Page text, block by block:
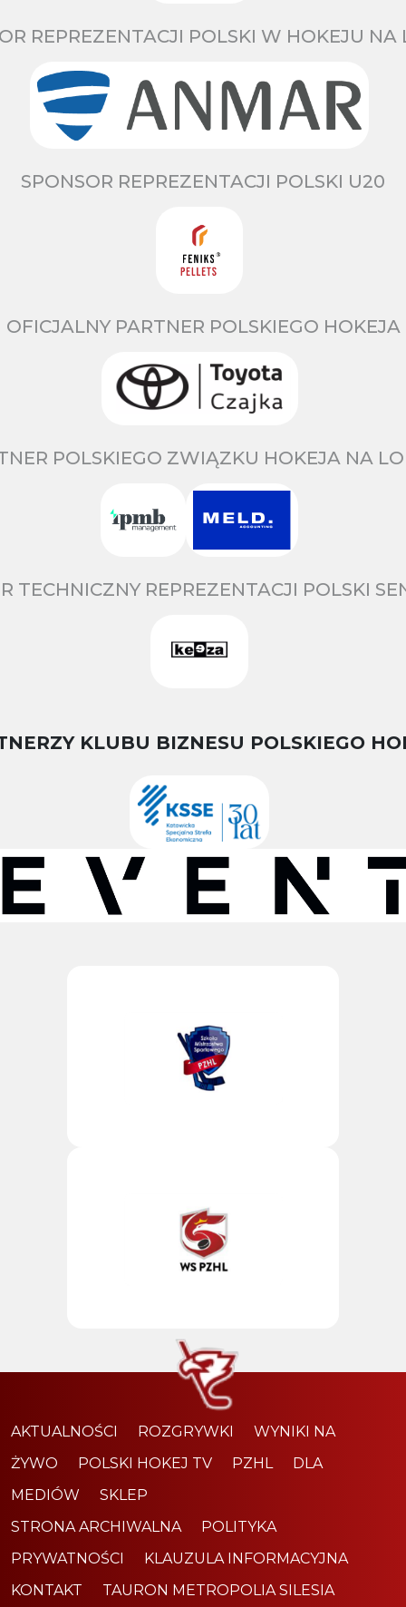
REPREZENTACJI POLSKI W HOKEJU NA
SPONSOR REPREZENTACJI POLSKI U20
OFICJALNY PARTNER POLSKIEGO HOKEJA
POLSKIEGO ZWIĄZKU HOKEJA NA
TECHNICZNY REPREZENTACJI POLSKI
KLUBU BIZNESU POLSKIEGO
AKTUALNOŚCI ROZGRYWKI
WYNIKI NA
ŻYWO
POLSKI HOKEJ TV PZHL
DLA
MEDIÓW
SKLEP
STRONA ARCHIWALNA
POLITYKA
PRYWATNOŚCI
KLAUZULA INFORMACYJNA
KONTAKT
TAURON METROPOLIA SILESIA